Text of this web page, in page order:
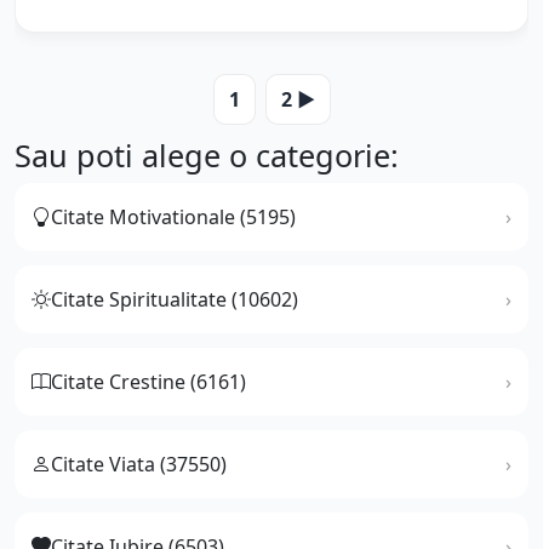
1 2 ▶️
Sau poti alege o categorie:
Citate Motivationale (5195)
Citate Spiritualitate (10602)
Citate Crestine (6161)
Citate Viata (37550)